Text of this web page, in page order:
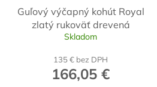
Guľový výčapný kohút Royal
zlatý rukoväť drevená
Skladom
135 € bez DPH
166,05 €